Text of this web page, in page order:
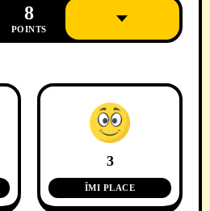
8
POINTS
3
ÎMI PLACE